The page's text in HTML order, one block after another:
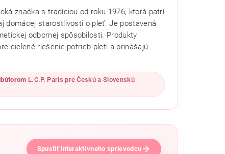
značka s tradíciou od roku 1976, ktorá patrí
domácej starostlivosti o pleť. Je postavená
odbornej spôsobilosti. Produkty
cielené riešenie potrieb pleti a prinášajú
L.C.P. Paris pre Českú a Slovenskú
Spustiť interaktívneho sprievodcu